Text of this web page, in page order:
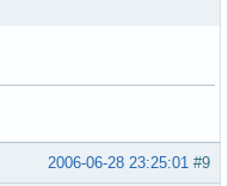
#9
2006-06-28 23:25:01